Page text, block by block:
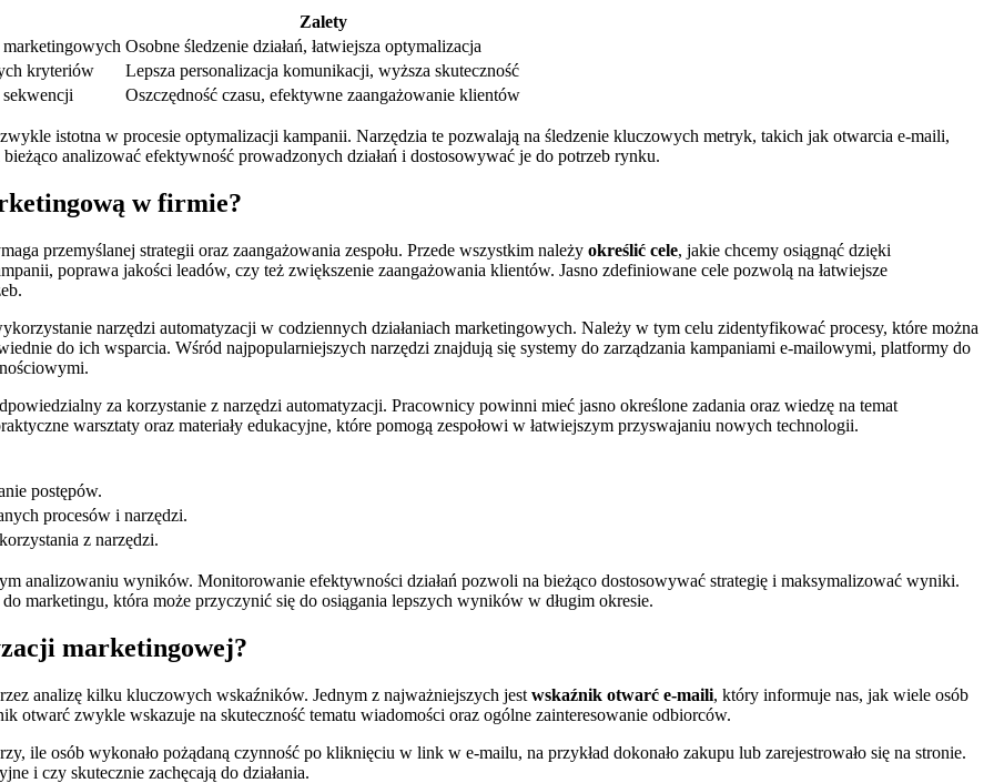
Zalety
Osobne śledzenie działań, łatwiejsza optymalizacja
kryteriów
Lepsza personalizacja komunikacji, wyższa skuteczność
Oszczędność czasu, efektywne zaangażowanie klientów
istotna w procesie optymalizacji kampanii. Narzędzia te pozwalają na śledzenie kluczowych metryk, takich jak otwarcia e-maili,
analizować efektywność prowadzonych działań i dostosowywać je do potrzeb rynku.
w firmie?
przemyślanej strategii oraz zaangażowania zespołu. Przede wszystkim należy określić cele, jakie chcemy osiągnąć dzięki
poprawa jakości leadów, czy też zwiększenie zaangażowania klientów. Jasno zdefiniowane cele pozwolą na łatwiejsze
narzędzi automatyzacji w codziennych działaniach marketingowych. Należy w tym celu zidentyfikować procesy, które można
do ich wsparcia. Wśród najpopularniejszych narzędzi znajdują się systemy do zarządzania kampaniami e-mailowymi, platformy do
za korzystanie z narzędzi automatyzacji. Pracownicy powinni mieć jasno określone zadania oraz wiedzę na temat
warsztaty oraz materiały edukacyjne, które pomogą zespołowi w łatwiejszym przyswajaniu nowych technologii.
postępów.
procesów i narzędzi.
z narzędzi.
analizowaniu wyników. Monitorowanie efektywności działań pozwoli na bieżąco dostosowywać strategię i maksymalizować wyniki.
marketingu, która może przyczynić się do osiągania lepszych wyników w długim okresie.
marketingowej?
analizę kilku kluczowych wskaźników. Jednym z najważniejszych jest wskaźnik otwarć e-maili, który informuje nas, jak wiele osób
otwarć zwykle wskazuje na skuteczność tematu wiadomości oraz ogólne zainteresowanie odbiorców.
ile osób wykonało pożądaną czynność po kliknięciu w link w e-mailu, na przykład dokonało zakupu lub zarejestrowało się na stronie.
i czy skutecznie zachęcają do działania.